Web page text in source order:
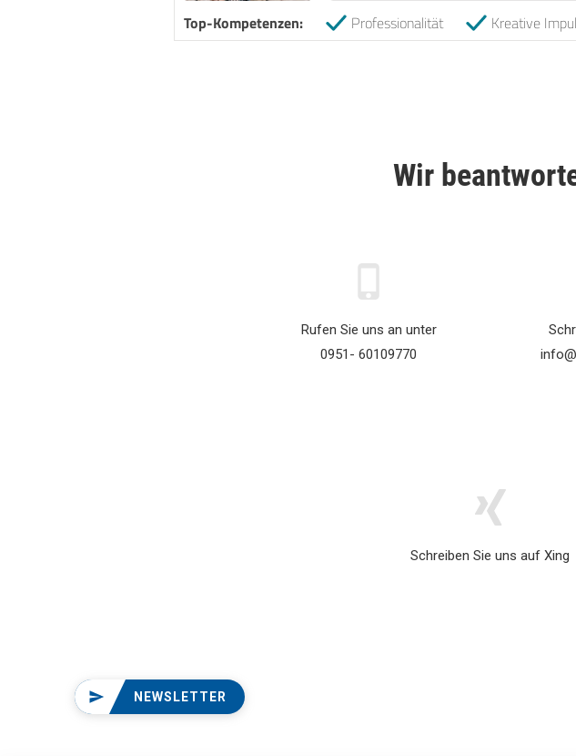
Top-Kompetenzen: Professionalität Kreative
Wir
Rufen Sie uns an unter
0951- 60109770
Schreiben Sie uns aufXing
NEWSLETTER